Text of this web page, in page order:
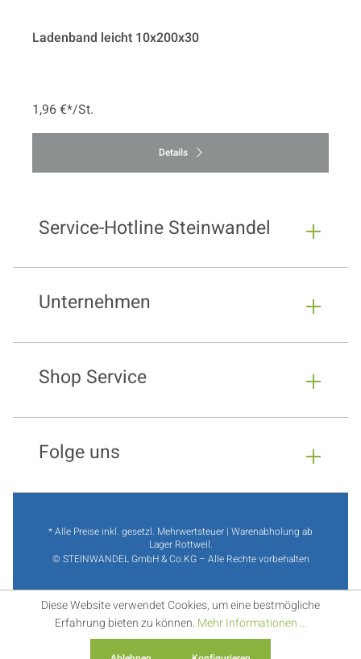
Ladenband leicht 10x200x30
1,96 €*/St.
Details
Service-Hotline Steinwandel
Unternehmen
Shop Service
Folge uns
* Alle Preise inkl. gesetzl. Mehrwertsteuer | Warenabholung ab
Lager Rottweil.
© STEINWANDEL GmbH & Co.KG – Alle Rechte vorbehalten
Diese Website verwendet Cookies, um eine bestmögliche
Erfahrung bieten zu können. Mehr Informationen ...